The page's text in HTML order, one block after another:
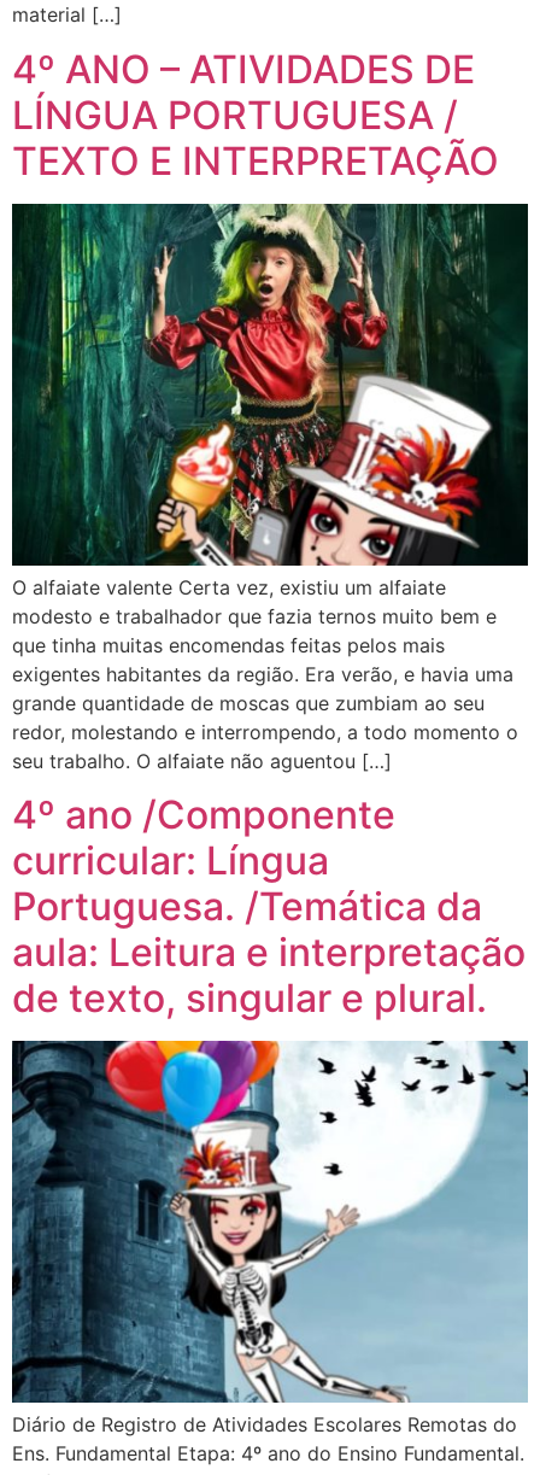
material […]
4º ANO – ATIVIDADES DE
LÍNGUA PORTUGUESA /
TEXTO E INTERPRETAÇÃO
O alfaiate valente Certa vez, existiu um alfaiate
modesto e trabalhador que fazia ternos muito bem e
que tinha muitas encomendas feitas pelos mais
exigentes habitantes da região. Era verão, e havia uma
grande quantidade de moscas que zumbiam ao seu
redor, molestando e interrompendo, a todo momento o
seu trabalho. O alfaiate não aguentou […]
4º ano /Componente
curricular: Língua
Portuguesa. /Temática da
aula: Leitura e interpretação
de texto, singular e plural.
Diário de Registro de Atividades Escolares Remotas do
Ens. Fundamental Etapa: 4º ano do Ensino Fundamental.